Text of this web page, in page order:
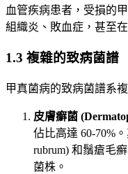
血管疾病患者，受損的
組織炎、敗血症，甚至
1.3 複雜的致病菌譜
甲真菌病的致病菌譜系
皮膚癬菌
佔比高達 60-70%
rubrum) 和鬚瘡毛
菌株。